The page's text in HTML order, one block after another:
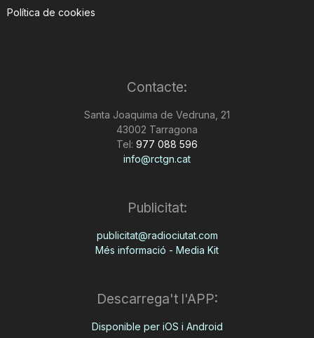
Política de cookies
Contacte:
Santa Joaquima de Vedruna, 21
43002 Tarragona
Tel: 977 088 596
info@rctgn.cat
Publicitat:
publicitat@radiociutat.com
Més informació - Media Kit
Descarrega't l'APP:
Disponible per iOS i Android